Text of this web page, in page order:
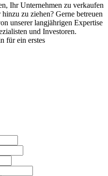
Ihr Unternehmen zu verkaufen
zu ziehen? Gerne betreuen
unserer langjährigen Expertise
und Investoren.
für ein erstes